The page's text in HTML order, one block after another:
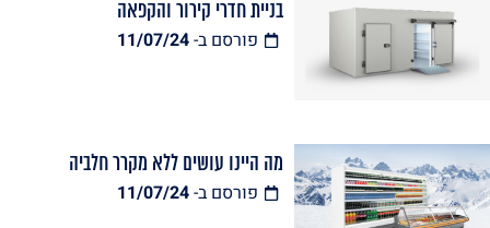
בניית חדרי קירור והקפאה
פורסם ב-11/07/24
מה היינו עושים ללא מקרר חלביה
פורסם ב-11/07/24